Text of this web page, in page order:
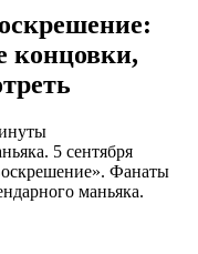
концовки,
5 сентября
Фанаты
маньяка.